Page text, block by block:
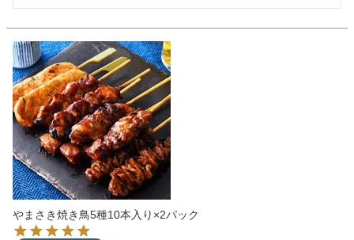
やまさき焼き鳥5種10本入り×2パック